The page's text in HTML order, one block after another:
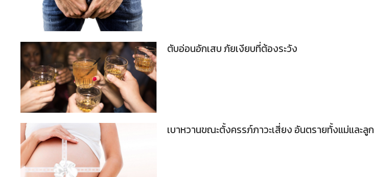
ตับอ่อนอักเสบ ภัยเงียบที่ต้องระวัง
เบาหวานขณะตั้งครรภ์ภาวะเสี่ยง อันตรายทั้งแม่และลูก